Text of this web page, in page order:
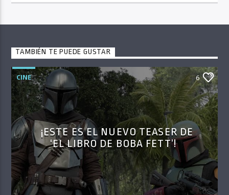
TAMBIÉN TE PUEDE GUSTAR
CINE 6
¡ESTE ES EL NUEVO TEASER DE
‘EL LIBRO DE BOBA FETT’!